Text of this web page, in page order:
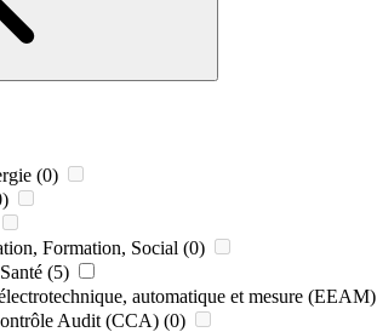
(0)
Formation, Social (0)
(5)
automatique et mesure (EEAM)
Audit (CCA) (0)